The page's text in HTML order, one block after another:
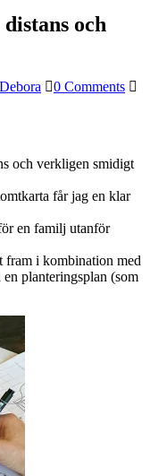
och
0 Comments
och verkligen smidigt
får jag en klar
en familj utanför
fram i kombination med
planteringsplan (som